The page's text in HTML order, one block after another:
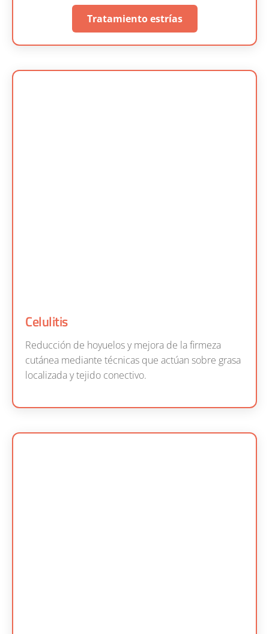
Tratamiento estrías
Celulitis
Reducción de hoyuelos y mejora de la firmeza
cutánea mediante técnicas que actúan sobre grasa
localizada y tejido conectivo.